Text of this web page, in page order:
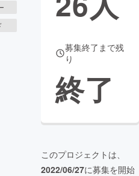
募集終了まで残
り
終了
このプロジェクトは、
2022/06/27に募集を開始